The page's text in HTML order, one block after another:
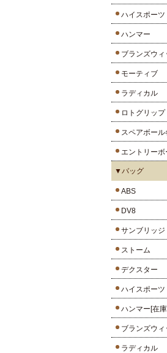
ハイスポーツ
ハンマー
ブランズウィ
モーティブ
ラディカル
ロトグリップ
スペアボール
エントリーボ
▼バッグ
ABS
DV8
サンブリッジ
ストーム
デクスター
ハイスポーツ
ハンマー[在
ブランズウィ
ラディカル